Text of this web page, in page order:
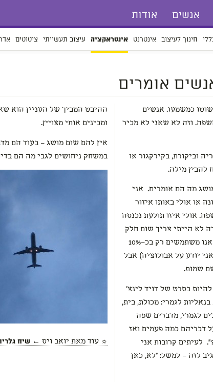
אנשים אודות
חינוך לעיצוב אינטרנט אינטראקציה עיצוב תעשייתי ציטוטים
אומרים
אחרונה אני לא מבין מה אנשים אומרים. פשוטו כמשמעו. אנשים
וזה לא שאני לא מכיר
וביקורת, בקירקגור או
מה הם אומרים. אני
באוזן התיכונה או אולי באותו איזור
בהיפו-קמפוס או בסרבלום שאחראי על פיענוח שפה. אולי איזו תולעת נכנסה
לי את המוח טיפין טיפין. במקרה לא הייתי צריך שום חלק
שהיא אכלה בינתיים (יש את הנתון המפורסם שאנו משתמשים רק בכ–10%
יודע על אבולוציה) אבל
שמות.
בסרט של דויד לינצ'
לגמרי: מכולת, בית,
לגמרי, מדברים שפה
דבריהם כמה פעמים ואז
לעיתים קרובות אני
לזה – למשל: "לא, כאן
ההיבט המביך של העניין הוא
ומבינים אותי מצויין.
אין להם שום מושג – בעוד הם
במשחק ניחושים לגבי מה הם
☼ עוד מאת יואב ויס ← שיח